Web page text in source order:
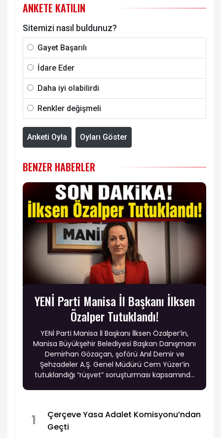
ANKETE KATILIN
Sitemizi nasıl buldunuz?
Gayet Başarılı
İdare Eder
Daha iyi olabilirdi
Renkler değişmeli
Anketi Oyla Oyları Göster
BENZER HABERLER
YENİ Parti Manisa İl Başkanı İlksen
Özalper Tutuklandı!
YENİ Parti Manisa İl Başkanı İlksen Özalper’in,
Manisa Büyükşehir Belediyesi Başkan Danışmanı
Demirhan Gözaçan, şoförü Anıl Demir ve
Şehzadeler A.Ş. Genel Müdürü Cem Yüzer’in
tutuklandığı “rüşvet” soruşturması kapsamında
1
Çerçeve Yasa Adalet Komisyonu’ndan
Geçti